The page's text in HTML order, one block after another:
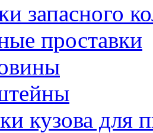
запасного
проставки
кузова для